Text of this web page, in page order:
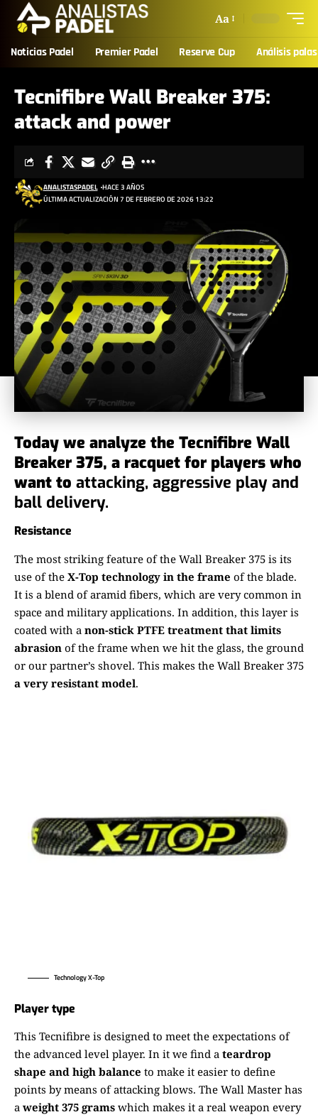
Aa
Noticias Padel Premier Padel Reserve Cup Análisis palas
Tecnifibre Wall Breaker 375:
attack and power
ÚLTIMA ACTUALIZACIÓN 7 DE FEBRERO DE 2026 13:22
ANALISTASPADEL HACE 3 AÑOS
Today we analyze the Tecnifibre Wall
Breaker 375, a racquet for players who
want to attacking, aggressive play and
ball delivery.
Resistance
The most striking feature of the Wall Breaker 375 is its
use of the X-Top technology in the frame of the blade.
It is a blend of aramid fibers, which are very common in
space and military applications. In addition, this layer is
coated with a non-stick PTFE treatment that limits
abrasion of the frame when we hit the glass, the ground
or our partner’s shovel. This makes the Wall Breaker 375
a very resistant model.
Technology X-Top
Player type
This Tecnifibre is designed to meet the expectations of
the advanced level player. In it we find a teardrop
shape and high balance to make it easier to define
points by means of attacking blows. The Wall Master has
a weight 375 grams which makes it a real weapon every